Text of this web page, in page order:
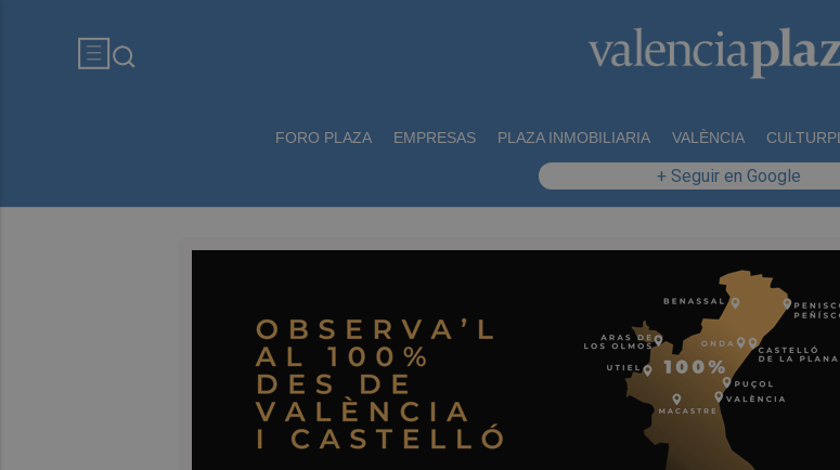
FORO PLAZA EMPRESAS PLAZA INMOBILIARIA VALÈNCIA
+ Seguir en Google